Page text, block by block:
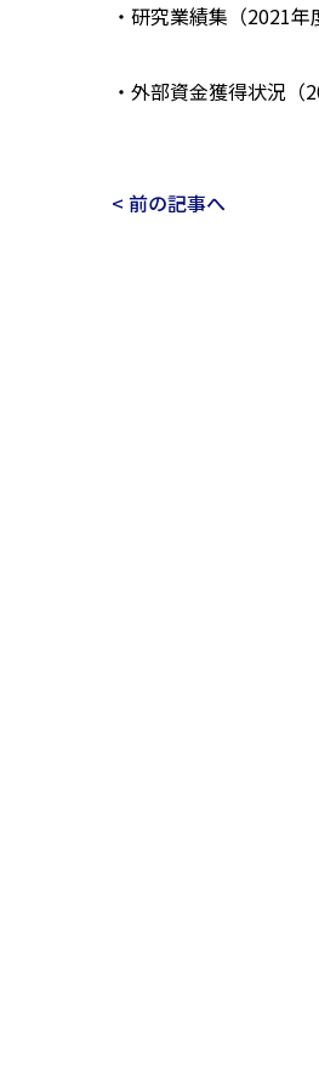
・研究業績集（2021年
・外部資金獲得状況（
< 前の記事へ